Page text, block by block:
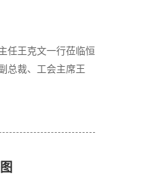
任王克文一行莅临恒
总裁、工会主席王